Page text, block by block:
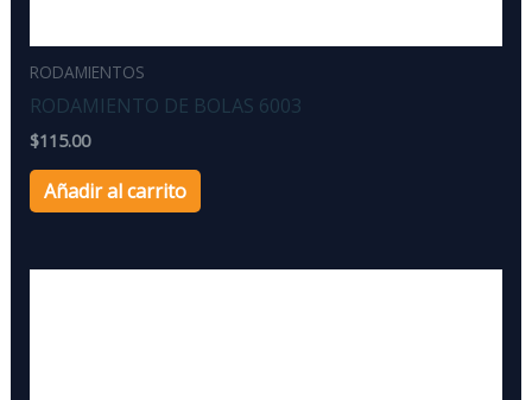
RODAMIENTOS
RODAMIENTO DE BOLAS 6003
$115.00
Añadir al carrito